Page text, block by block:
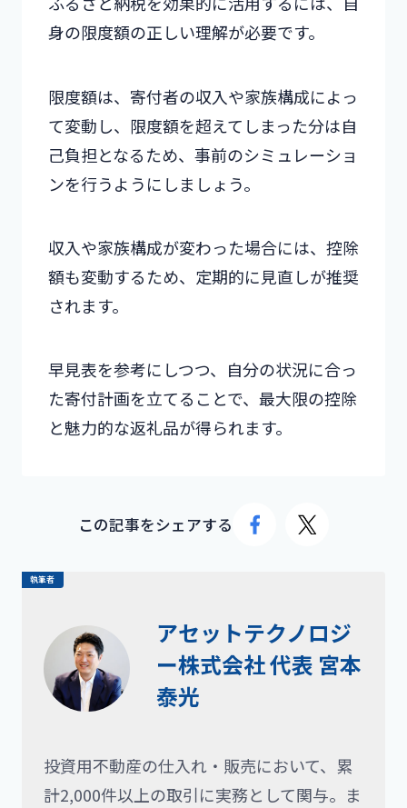
身の限度額の正しい理解が必要です。
限度額は、寄付者の収入や家族構成によっ
て変動し、限度額を超えてしまった分は自
己負担となるため、事前のシミュレーショ
ンを行うようにしましょう。
収入や家族構成が変わった場合には、控除
額も変動するため、定期的に見直しが推奨
されます。
早見表を参考にしつつ、自分の状況に合っ
た寄付計画を立てることで、最大限の控除
と魅力的な返礼品が得られます。
この記事をシェアする
執筆者
アセットテクノロジ
ー株式会社 代表 宮本
泰光
投資用不動産の仕入れ・販売において、累
計2,000件以上の取引に実務として関与。ま